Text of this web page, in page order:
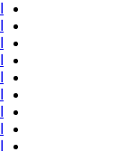
امو باند
امید آمری
امید
امید
امید ترابی
امید تقی
امید جهان
امید
امید